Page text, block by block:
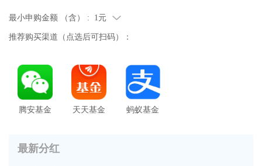
最小申购金额 （含） : 1元
推荐购买渠道（点选后可扫码）：
腾安基金 天天基金 蚂蚁基金
最新分红